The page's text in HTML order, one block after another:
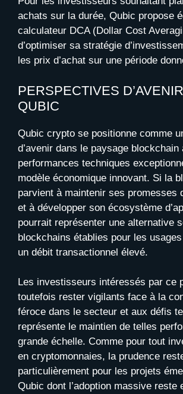
achats sur la durée, Qubic propose
calculateur DCA (Dollar Cost
d’optimiser sa stratégie
les prix d’achat sur une période
PERSPECTIVES
QUBIC
Qubic crypto se positionne comme
d’avenir dans le paysage blockchain
performances techniques
modèle économique innovant. Si la
parvient à maintenir ses promesses
et à développer son écosystème
pourrait représenter une alternative
blockchains établies pour les
un débit transactionnel élevé.
Les investisseurs intéressés par ce
toutefois rester vigilants face à la
féroce dans le secteur et aux défis
représente le maintien de telles
grande échelle. Comme pour tout
en cryptomonnaies, la prudence
particulièrement pour les projets
Qubic dont l’adoption massive reste